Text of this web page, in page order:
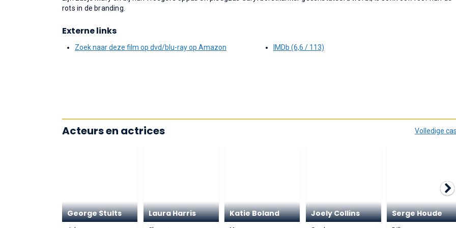
rots in de branding.
Externe links
Zoek naar deze film op dvd/blu-ray op Amazon IMDb (6,6 / 113)
Volledige
Acteurs en actrices
George Stults Laura Harris Katie Boland Joely Collins Serge Houde